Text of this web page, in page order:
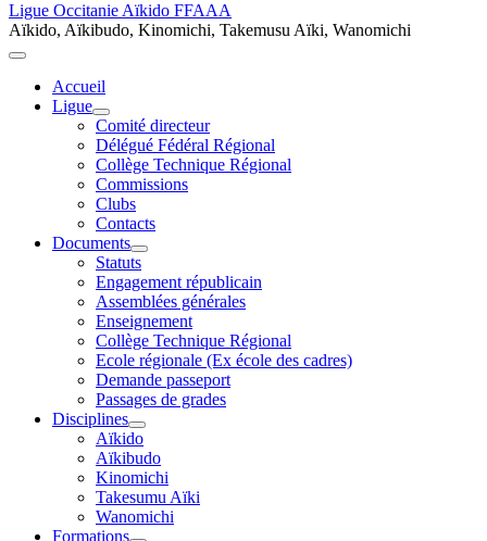
Ligue Occitanie Aïkido FFAAA
Aïkido, Aïkibudo, Kinomichi, Takemusu Aïki, Wanomichi
Accueil
Ligue
Comité directeur
Délégué Fédéral Régional
Collège Technique Régional
Commissions
Clubs
Contacts
Documents
Statuts
Engagement républicain
Assemblées générales
Enseignement
Collège Technique Régional
Ecole régionale (Ex école des cadres)
Demande passeport
Passages de grades
Disciplines
Aïkido
Aïkibudo
Kinomichi
Takesumu Aïki
Wanomichi
Formations